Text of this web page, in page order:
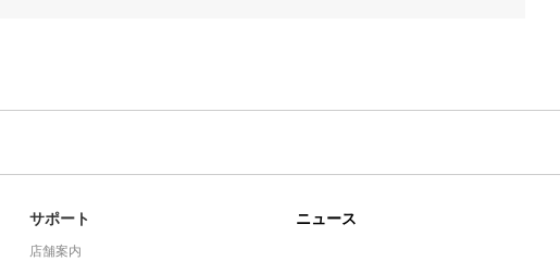
サポート
店舗案内
ニュース